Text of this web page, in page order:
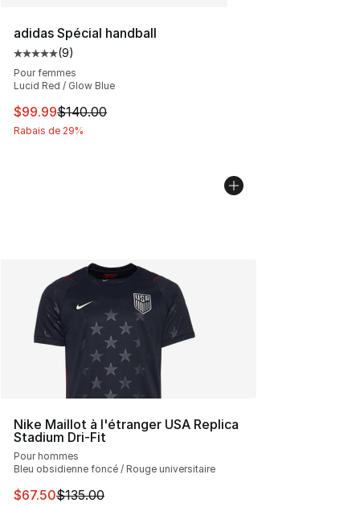
adidas Spécial handball
Cote moyenne du client - [5 sur 5 étoiles], 9
(9)
Pour femmes
Lucid Red / Glow Blue
Cet article est en solde. Le prix est passé de $140.00 à
$99.99$140.00
Rabais de 29%
Nike Maillot à l'étranger USA Replica
Stadium Dri-Fit
Pour hommes
Bleu obsidienne foncé / Rouge universitaire
Cet article est en solde. Le prix est passé de $135.00 à
$67.50$135.00